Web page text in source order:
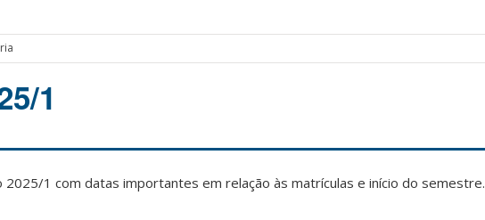
1
2025/1 com datas importantes em relação às matrículas e início do semestre.